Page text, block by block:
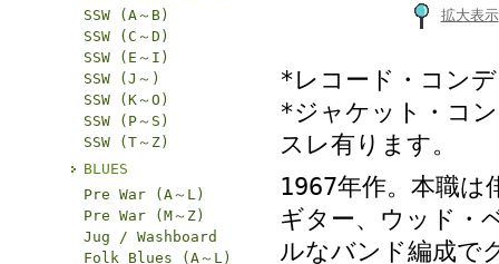
SSW (A～B)
SSW (C～D)
SSW (E～I)
SSW (J～)
SSW (K～O)
SSW (P～S)
SSW (T～Z)
BLUES
Pre War (A～L)
Pre War (M～Z)
Jug / Washboard
Folk Blues (A～L)
拡大表示
*レコード・コ
*ジャケット・コ
スレ有ります。
1967年作。本職は
ギター、ウッド・
ルなバンド編成で